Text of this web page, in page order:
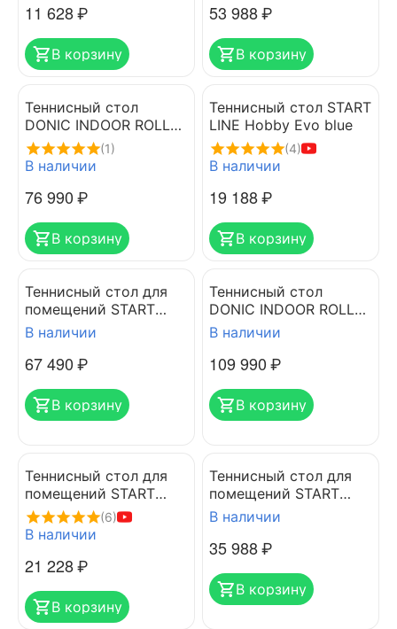
11 628₽
В корзину
53 988₽
В корзину
Теннисный стол
DONIC INDOOR ROLLER
400 BLUE (1)
В наличии
76 990₽
В корзину
Теннисный стол START
LINE Hobby Evo blue
(4)
В наличии
19 188₽
В корзину
Теннисный стол для
помещений START
LINE CHAMPION
В наличии
67 490₽
В корзину
Теннисный стол
DONIC INDOOR ROLLER
900 BLUE
В наличии
109 990₽
В корзину
Теннисный стол для
помещений START
LINE OLYMPIC
(6)
В наличии
21 228₽
В корзину
Теннисный стол для
помещений START
LINE SPORT
В наличии
35 988₽
В корзину